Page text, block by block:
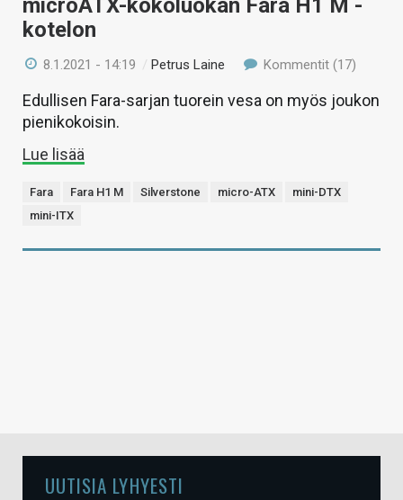
microATX-kokoluokan Fara H1 M -
kotelon
8.1.2021 - 14:19 /Petrus Laine Kommentit (17)
Edullisen Fara-sarjan tuorein vesa on myös joukon
pienikokoisin.
Lue lisää
Fara Fara H1 M Silverstone micro-ATX
mini-DTX
mini-ITX
UUTISIA LYHYESTI